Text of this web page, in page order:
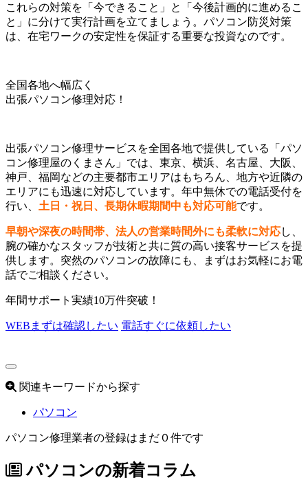
これらの対策を「今できること」と「今後計画的に進めるこ
と」に分けて実行計画を立てましょう。パソコン防災対策
は、在宅ワークの安定性を保証する重要な投資なのです。
全国各地へ幅広く
出張パソコン修理対応！
出張パソコン修理サービスを全国各地で提供している「パソ
コン修理屋のくまさん」では、東京、横浜、名古屋、大阪、
神戸、福岡などの主要都市エリアはもちろん、地方や近隣の
エリアにも迅速に対応しています。年中無休での電話受付を
行い、 土日・祝日、長期休暇期間中も対応可能です。
早朝や深夜の時間帯、法人の営業時間外にも柔軟に対応し、
腕の確かなスタッフが技術と共に質の高い接客サービスを提
供します。突然のパソコンの故障にも、まずはお気軽にお電
話でご相談ください。
年間サポート実績10万件突破！
WEB まずは確認したい 電話すぐに依頼したい
関連キーワードから探す
パソコン
パソコン修理業者の登録はまだ０件です
パソコンの新着コラム